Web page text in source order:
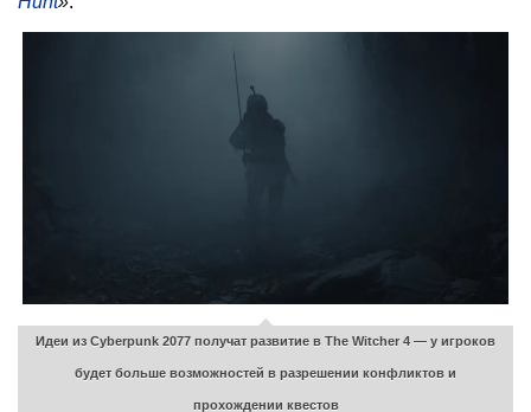
Идеи из Cyberpunk 2077 получат развитие в The Witcher 4 — у игроков
будет больше возможностей в разрешении конфликтов и
прохождении квестов